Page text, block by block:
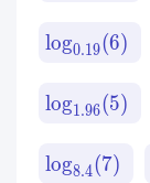
log0.19(6)
log1.96(5)
log8.4(7)